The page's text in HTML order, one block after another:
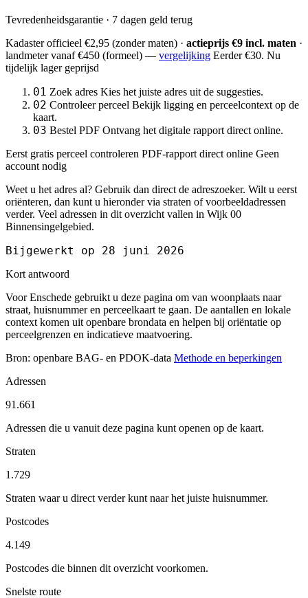
Tevredenheidsgarantie · 7 dagen geld terug
Kadaster officieel €2,95 (zonder maten) · actieprijs €9 incl. maten ·
landmetervanaf €450 (formeel) — vergelijking Eerder €30. Nu
tijdelijk lager geprijsd
01 Zoek adres Kies het juiste adres uit de suggesties.
02 Controleer perceel Bekijk ligging en perceelcontext op de
kaart.
03 Bestel PDF Ontvang het digitale rapport direct online.
Eerst gratis perceel controleren PDF-rapport direct online Geen
account nodig
Weet u het adres al? Gebruik dan direct de adreszoeker. Wilt u eerst
oriënteren, dan kunt u hieronder via straten of voorbeeldadressen
verder. Veel adressen in dit overzicht vallen in Wijk 00
Binnensingelgebied.
Bijgewerkt op 28 juni 2026
Kort antwoord
Voor Enschede gebruikt u deze pagina om van woonplaats naar
straat, huisnummer en perceelkaart te gaan. De aantallen en lokale
context komen uit openbare brondata en helpen bij oriëntatie op
perceelgrenzen en indicatieve maatvoering.
Bron: openbare BAG- en PDOK-data Methode en beperkingen
Adressen
91.661
Adressen die u vanuit deze pagina kunt openen op de kaart.
Straten
1.729
Straten waar u direct verder kunt naar het juiste huisnummer.
Postcodes
4.149
Postcodes die binnen dit overzicht voorkomen.
Snelste route